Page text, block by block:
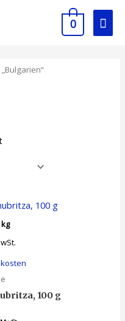
0
kg
100 g